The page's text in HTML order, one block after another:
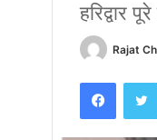
हरिद्वार
Rajat